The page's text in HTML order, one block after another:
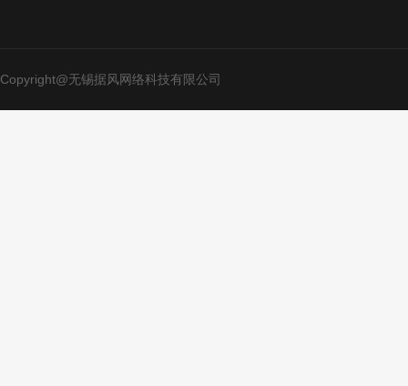
Copyright@无锡据风网络科技有限公司